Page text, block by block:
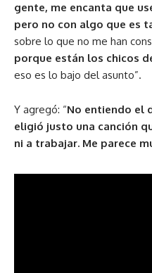
gente, me encanta que
pero no con algo que es
sobre lo que no me han
porque están los chicos
eso es lo bajo del asunto”.
Y agregó: “No entiendo el
eligió justo una canción
ni a trabajar. Me parece